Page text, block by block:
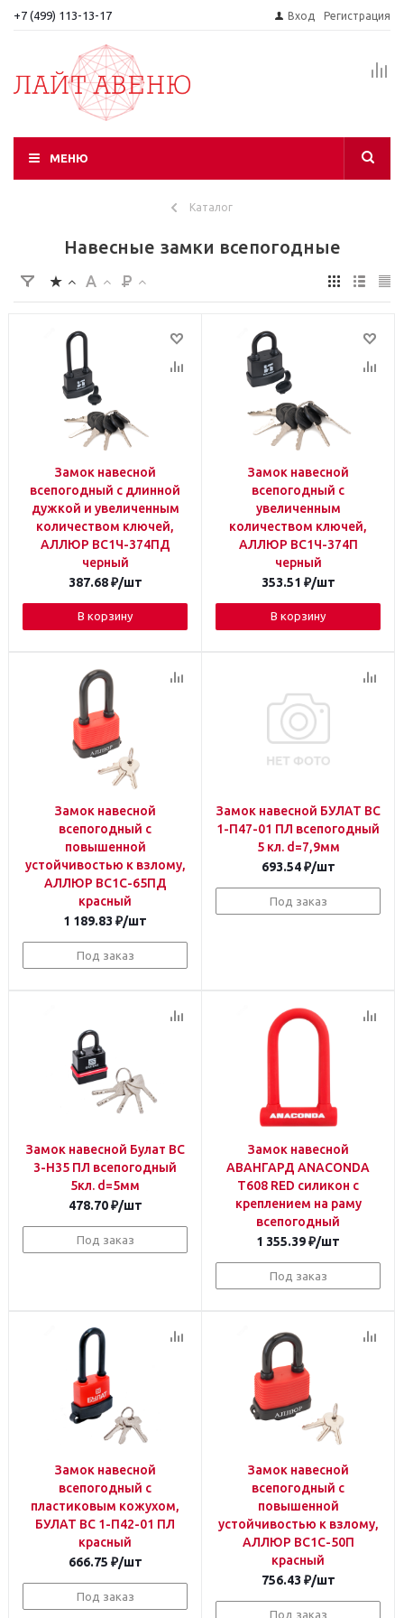
+7 (499) 113-13-17 Вход Регистрация
МЕНЮ
Каталог
Навесные замки всепогодные
Замок навесной
всепогодный с длинной
дужкой и увеличенным
количеством ключей,
АЛЛЮР ВС1Ч-374ПД
черный
387.68₽/шт
В корзину
Замок навесной
всепогодный с
увеличенным
количеством ключей,
АЛЛЮР ВС1Ч-374П
черный
353.51 ₽/шт
В корзину
Замок навесной
всепогодный с
повышенной
устойчивостью к взлому,
АЛЛЮР ВС1С-65ПД
красный
1 189.83 ₽/шт
Под заказ
Замок навесной БУЛАТ ВС
1-П47-01 ПЛ всепогодный
5 кл. d=7,9мм
693.54₽/шт
Под заказ
Замок навесной Булат ВС
3-Н35 ПЛ всепогодный
5кл. d=5мм
478.70₽/шт
Под заказ
Замок навесной
АВАНГАРД ANACONDA
Т608 RED силикон с
креплением на раму
всепогодный
1 355.39₽/шт
Под заказ
Замок навесной
всепогодный с
пластиковым кожухом,
БУЛАТ ВС 1-П42-01 ПЛ
красный
666.75 ₽/шт
Под заказ
Замок навесной
всепогодный с
повышенной
устойчивостью к взлому,
АЛЛЮР ВС1С-50П
красный
756.43 ₽/шт
Под заказ